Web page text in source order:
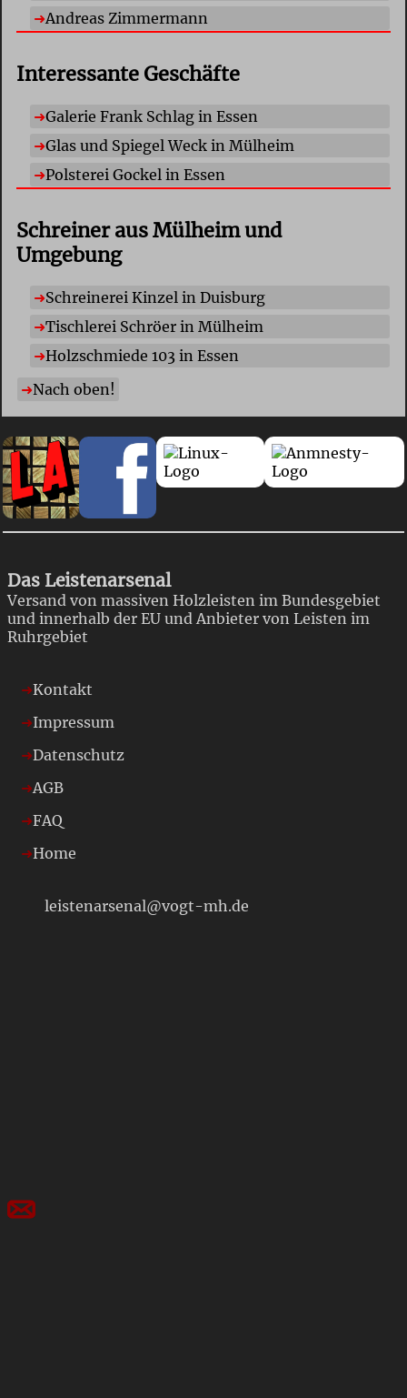
Andreas Zimmermann
Interessante Geschäfte
Galerie Frank Schlag in Essen
Glas und Spiegel Weck in Mülheim
Polsterei Gockel in Essen
Schreiner aus Mülheim und
Umgebung
Schreinerei Kinzel in Duisburg
Tischlerei Schröer in Mülheim
Holzschmiede 103 in Essen
Nach oben!
Das Leistenarsenal
Versand von massiven Holzleisten im Bundesgebiet
und innerhalb der EU und Anbieter von Leisten im
Ruhrgebiet
Kontakt
Impressum
Datenschutz
AGB
FAQ
Home
leistenarsenal@vogt-mh.de